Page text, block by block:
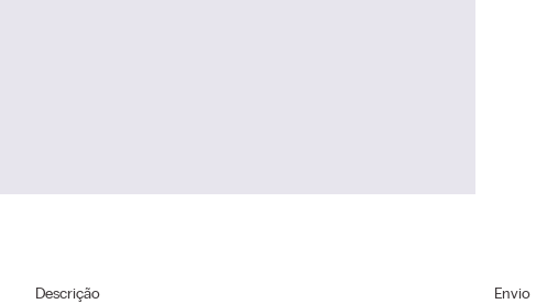
Descrição
Envio